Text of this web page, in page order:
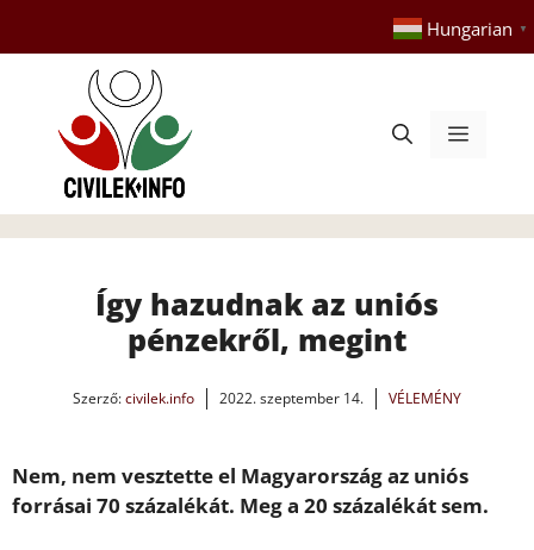
tartalomba
Hungarian ▼
Menü
Így hazudnak az uniós
pénzekről, megint
Szerző:civilek.info 2022. szeptember 14. VÉLEMÉNY
Nem, nem vesztette el Magyarország az uniós
forrásai 70 százalékát. Meg a 20 százalékát sem.